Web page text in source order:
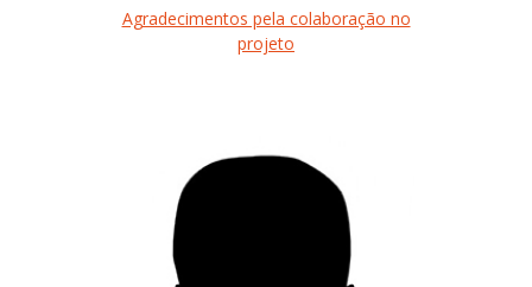
Agradecimentos pela colaboração no
projeto